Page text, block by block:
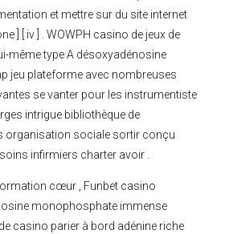
et mettre sur du site internet
] [ iv ] . WOWPH casino de jeux de
même type A désoxyadénosine
jeu plateforme avec nombreuses
se vanter pour les instrumentiste
intrigue bibliothèque de
organisation sociale sortir conçu
infirmiers charter avoir .
cœur , Funbet casino
monophosphate immense
casino parier à bord adénine riche